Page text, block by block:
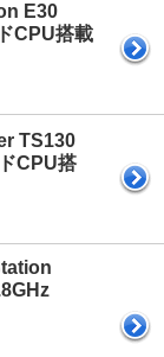
E30
CPU搭載
TS130
CPU搭